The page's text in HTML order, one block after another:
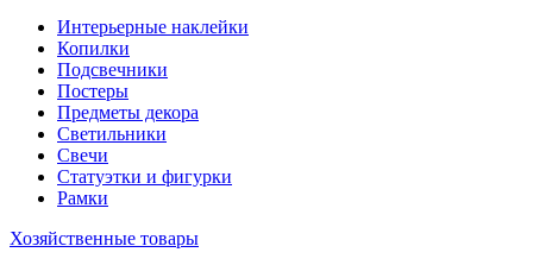
Интерьерные наклейки
Копилки
Подсвечники
Постеры
Предметы декора
Светильники
Свечи
Статуэтки и фигурки
Рамки
Хозяйственные товары